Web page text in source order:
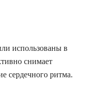
использованы в
снимает
сердечного ритма.